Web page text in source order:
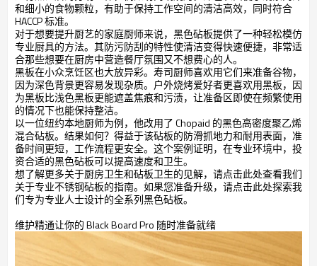
和细小的食物颗粒，有助于保持工作空间的清洁高效，同时符合
HACCP 标准。
对于想要提升厨艺的家庭厨师来说，黑色砧板提供了一种轻松模仿
专业厨具的方法。其防污防刮的特性使清洁变得快速便捷，非常适
合那些想要在厨房中营造餐厅氛围又不想费心的人。
黑板在小众烹饪区也大放异彩。寿司厨师喜欢用它们来准备谷物，
因为深色背景更容易发现杂质。户外烧烤爱好者更喜欢用黑板，因
为黑板比浅色黑板更能遮盖焦痕和污渍，让准备区即使在频繁使用
的情况下也能保持整洁。
以一位纽约本地厨师为例，他改用了 Chopaid 的黑色高密度聚乙烯
混合砧板。结果如何？得益于该砧板的防滑抓地力和耐用表面，准
备时间更短，工作流程更安全。这个案例证明，在专业环境中，投
资合适的黑色砧板可以提高速度和卫生。
想了解更多关于厨房卫生和砧板卫生的见解，请点击此处查看我们
关于专业不锈钢砧板的指南。如果您准备升级，请点击此处探索我
们专为专业人士设计的全系列黑色砧板。
维护精通让你的 Black Board Pro 随时准备就绪